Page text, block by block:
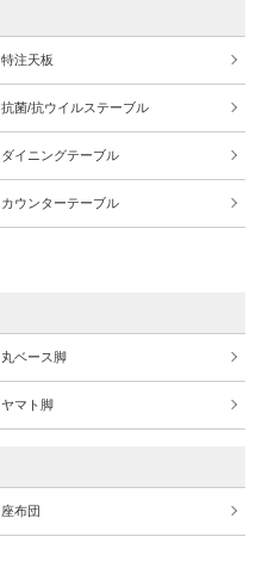
特注天板
抗菌/抗ウイルステーブル
ダイニングテーブル
カウンターテーブル
丸ベース脚
ヤマト脚
座布団